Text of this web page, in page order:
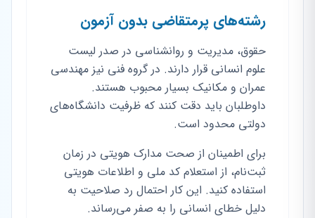
رشته‌های پرمتقاضی بدون آزمون
حقوق، مدیریت و روانشناسی در صدر لیست
علوم انسانی قرار دارند. در گروه فنی نیز مهندسی
عمران و مکانیک بسیار محبوب هستند.
داوطلبان باید دقت کنند که ظرفیت دانشگاه‌های
دولتی محدود است.
برای اطمینان از صحت مدارک هویتی در زمان
ثبت‌نام، از استعلام کد ملی و اطلاعات هویتی
استفاده کنید. این کار احتمال رد صلاحیت به
دلیل خطای انسانی را به صفر می‌رساند.